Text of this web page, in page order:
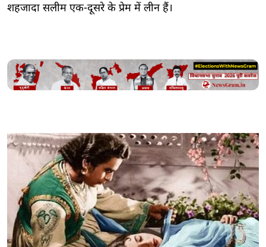
शहजादा सलीम एक-दूसरे के प्रेम में लीन हैं।